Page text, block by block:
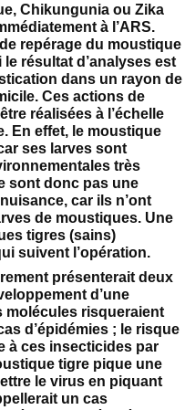
Chikungunia ou Zika
à l’ARS.
repérage du moustique
résultat d’analyses est
dans un rayon de
Ces actions de
réalisées à l’échelle
En effet, le moustique
ses larves sont
très
sont donc pas une
car ils n’ont
de moustiques. Une
tigres (sains)
suivent l’opération.
présenterait deux
d’une
risqueraient
d’épidémies ; le risque
à ces insecticides par
tigre pique une
le virus en piquant
un cas